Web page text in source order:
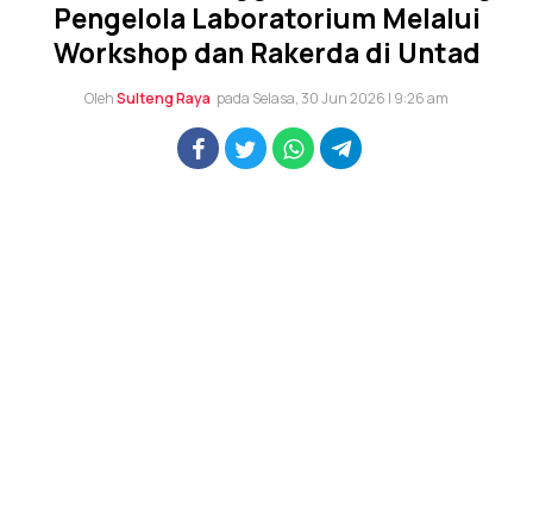
Pengelola Laboratorium Melalui
Workshop dan Rakerda di Untad
OlehSulteng Raya pada Selasa, 30 Jun 2026 | 9:26 am